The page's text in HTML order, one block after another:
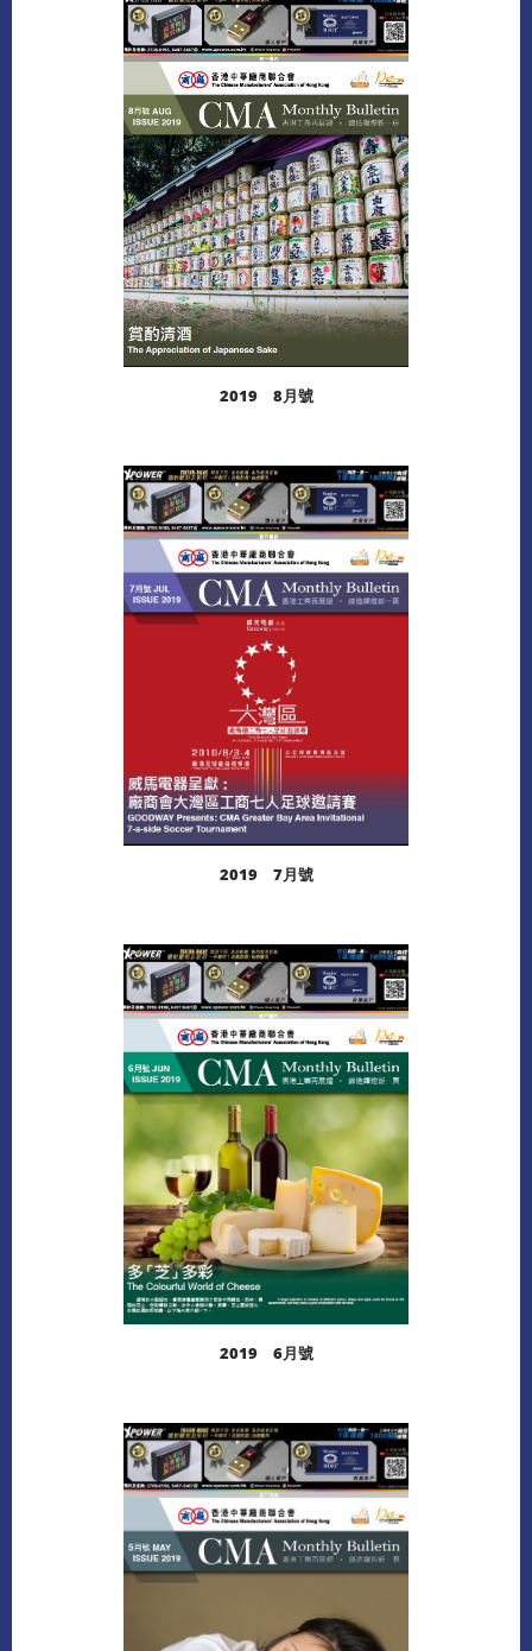
閱讀更多
下載
閱讀更多
下載
2019 8月號
閱讀更多
下載
2019 7月號
閱讀更多
下載
2019 6月號